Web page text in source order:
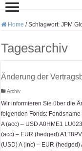
Home / Schlagwort:JPM
Tagesarchiv
Änderung der
Archiv
Wir informieren Sie über die
folgenden Fonds:
A (acc) – USD A0HME1
(acc) – EUR (hedged)
(USD) A (inc) – EUR